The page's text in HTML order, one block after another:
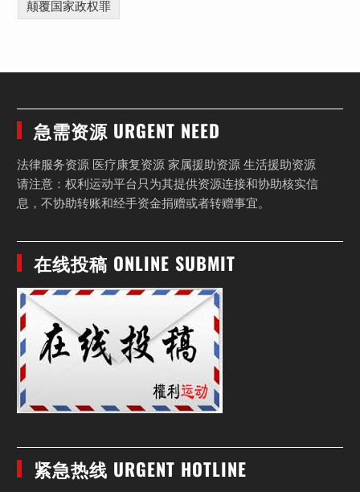
颠覆国家政权罪
急需资源 URGENT NEED
法律服务资源 医疗康复资源 家属援助资源 生活援助资源
请注意：权利运动平台只为其提供资源连接和协助核实信
息，不协助转账和经手资金捐赠或者转赠事宜。
在线投稿 ONLINE SUBMIT
紧急热线 URGENT HOTLINE